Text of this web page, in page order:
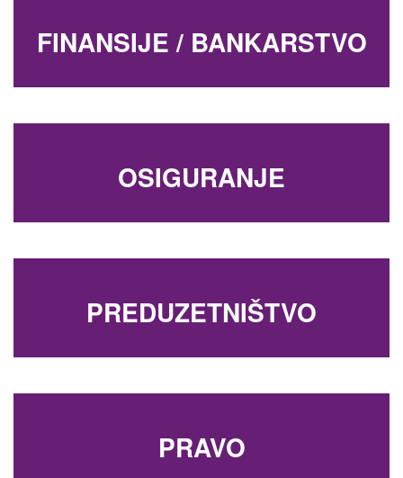
FINANSIJE / BANKARSTVO
OSIGURANJE
PREDUZETNIŠTVO
PRAVO